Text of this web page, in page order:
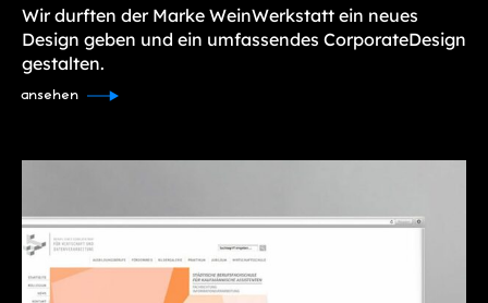
Wir durften der Marke WeinWerkstatt ein neues
Design geben und ein umfassendes CorporateDesign
gestalten.
ansehen